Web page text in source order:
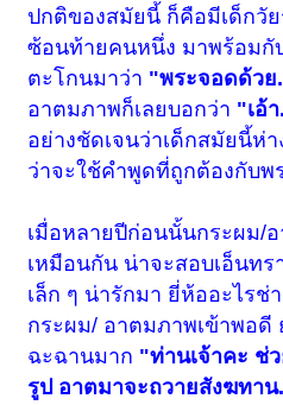
ปกติของสมัยนี้ ก็คือมีเด็กวั
ซ้อนท้ายคนหนึ่ง มาพร้อมกั
ตะโกนมาว่า "พระจอดด้วย
อาตมภาพก็เลยบอกว่า "เอ้
อย่างชัดเจนว่าเด็กสมัยนี้ห่
ว่าจะใช้คำพูดที่ถูกต้องกับพ
เมื่อหลายปีก่อนนั้นกระผม/
เหมือนกัน น่าจะสอบเอ็นท
เล็ก ๆ น่ารักมา ยี่ห้ออะไรช่
กระผม/ อาตมภาพเข้าพอดี
ฉะฉานมาก "ท่านเจ้าคะ ช่
รูป อาตมาจะถวายสังฆทา